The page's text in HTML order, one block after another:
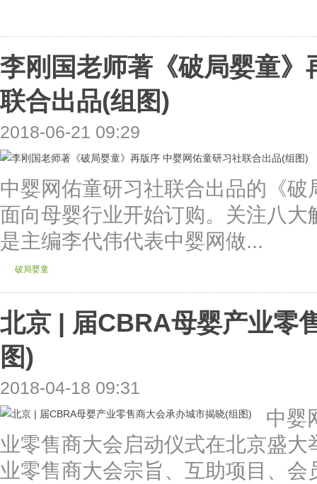
李刚国老师著《破局婴童
联合出品(组图)
2018-06-21 09:29
中婴网佑童研习社联合出品的《
面向母婴行业开始订购。关注八
是主编李代伟代表中婴网做...
破局婴童
北京 | 届CBRA母婴产业零
图)
2018-04-18 09:31
中婴
业零售商大会启动仪式在北京盛
业零售商大会宗旨、互助项目、